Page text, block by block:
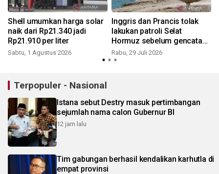
Shell umumkan harga solar
naik dari Rp21.340 jadi
Rp21.910 per liter
Sabtu, 1 Agustus 2026
Inggris dan Prancis tolak
lakukan patroli Selat
Hormuz sebelum gencatan
tercapai
Rabu, 29 Juli 2026
Terpopuler - Nasional
Istana sebut Destry masuk pertimbangan
sejumlah nama calon Gubernur BI
12 jam lalu
Tim gabungan berhasil kendalikan karhutla di
empat provinsi